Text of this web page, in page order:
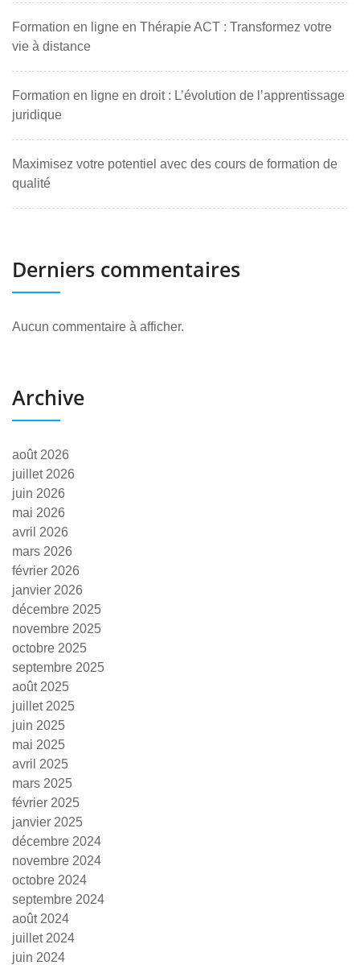
Formation en ligne en Thérapie ACT : Transformez votre
vie à distance
Formation en ligne en droit : L’évolution de l’apprentissage
juridique
Maximisez votre potentiel avec des cours de formation de
qualité
Derniers commentaires
Aucun commentaire à afficher.
Archive
août 2026
juillet 2026
juin 2026
mai 2026
avril 2026
mars 2026
février 2026
janvier 2026
décembre 2025
novembre 2025
octobre 2025
septembre 2025
août 2025
juillet 2025
juin 2025
mai 2025
avril 2025
mars 2025
février 2025
janvier 2025
décembre 2024
novembre 2024
octobre 2024
septembre 2024
août 2024
juillet 2024
juin 2024